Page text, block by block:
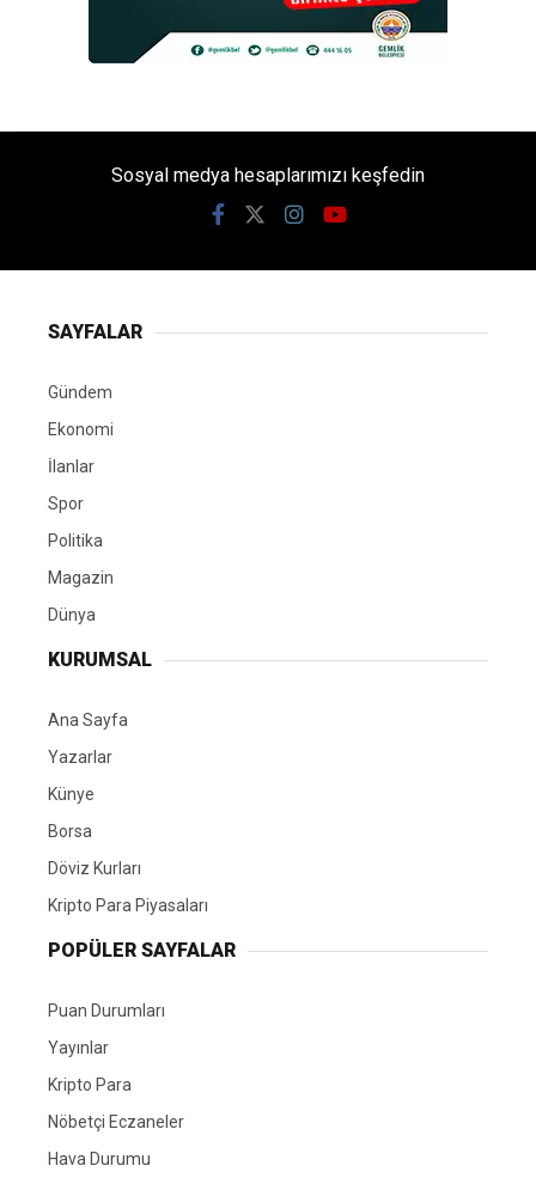
Sosyal medya hesaplarımızı keşfedin
SAYFALAR
Gündem
Ekonomi
İlanlar
Spor
Politika
Magazin
Dünya
KURUMSAL
Ana Sayfa
Yazarlar
Künye
Borsa
Döviz Kurları
Kripto Para Piyasaları
POPÜLER SAYFALAR
Puan Durumları
Yayınlar
Kripto Para
Nöbetçi Eczaneler
Hava Durumu